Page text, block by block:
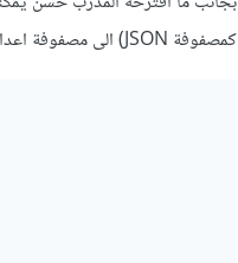
كمصفوفة JSON) الى مصفوفة اعداد كالتالي: